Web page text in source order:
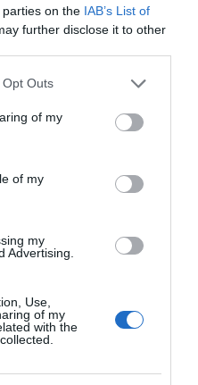
on the IAB’s List of
further disclose it to other
Outs
of my
of my
my
Advertising.
Use,
of my
with the
espiritual... y la ganará la
el gaymonio...
de desmitificar la
de
es un trabajo